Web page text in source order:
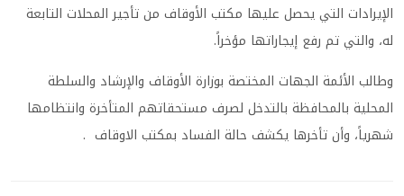
الإيرادات التي يحصل عليها مكتب الأوقاف من تأجير المحلات التابعة
له، والتي تم رفع إيجاراتها مؤخراً.
وطالب الأئمة الجهات المختصة بوزارة الأوقاف والإرشاد والسلطة
المحلية بالمحافظة بالتدخل لصرف مستحقاتهم المتأخرة وانتظامها
شهرياً، وأن تأخرها يكشف حالة الفساد بمكتب الاوقاف .